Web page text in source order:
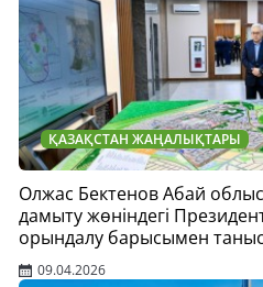
ҚАЗАҚСТАН ЖАҢАЛЫҚТАРЫ
Олжас Бектенов Абай
дамыту жөніндегі
орындалу барысымен
09.04.2026